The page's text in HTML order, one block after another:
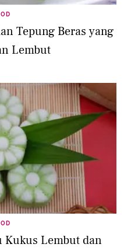
Tepung Beras yang
Lembut
Kukus Lembut dan